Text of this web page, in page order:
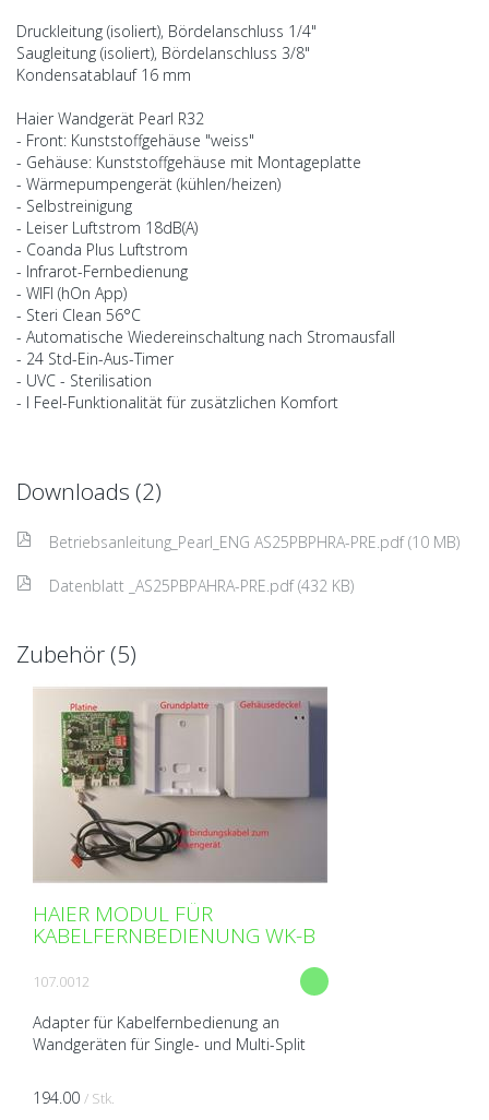
Druckleitung (isoliert), Bördelanschluss 1/4"
Saugleitung (isoliert), Bördelanschluss 3/8"
Kondensatablauf 16 mm
Haier Wandgerät Pearl R32
- Front: Kunststoffgehäuse "weiss"
- Gehäuse: Kunststoffgehäuse mit Montageplatte
- Wärmepumpengerät (kühlen/heizen)
- Selbstreinigung
- Leiser Luftstrom 18dB(A)
- Coanda Plus Luftstrom
- Infrarot-Fernbedienung
- WIFI (hOn App)
- Steri Clean 56°C
- Automatische Wiedereinschaltung nach Stromausfall
- 24 Std-Ein-Aus-Timer
- UVC - Sterilisation
- I Feel-Funktionalität für zusätzlichen Komfort
Downloads (2)
Betriebsanleitung_Pearl_ENG AS25PBPHRA-PRE.pdf (10 MB)
Datenblatt _AS25PBPAHRA-PRE.pdf (432 KB)
Zubehör (5)
HAIER MODUL FÜR
KABELFERNBEDIENUNG WK-B
107.0012
Adapter für Kabelfernbedienung an
Wandgeräten für Single- und Multi-Split
194.00 / Stk.